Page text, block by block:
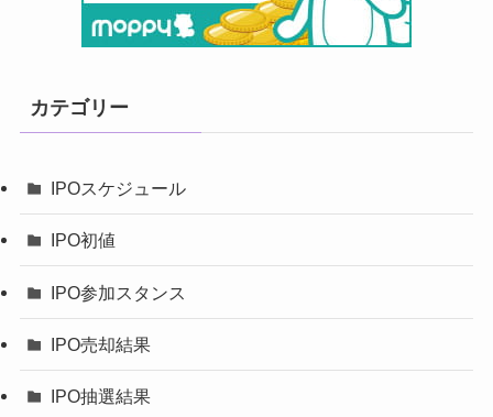
カテゴリー
IPOスケジュール
IPO初値
IPO参加スタンス
IPO売却結果
IPO抽選結果